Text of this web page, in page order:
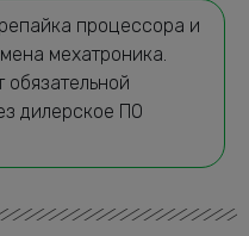
процессора и
мехатроника.
дилерское ПО